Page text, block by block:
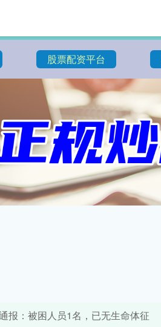
股票配资平台
报：被困人员1名，已无生命体征